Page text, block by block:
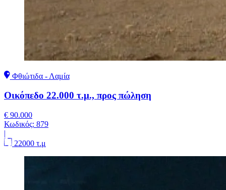
Φθιώτιδα - Λαμία
Οικόπεδο 22.000 τ.μ., προς πώληση
€ 90.000
Κωδικός: 879
|
22000 τ.μ